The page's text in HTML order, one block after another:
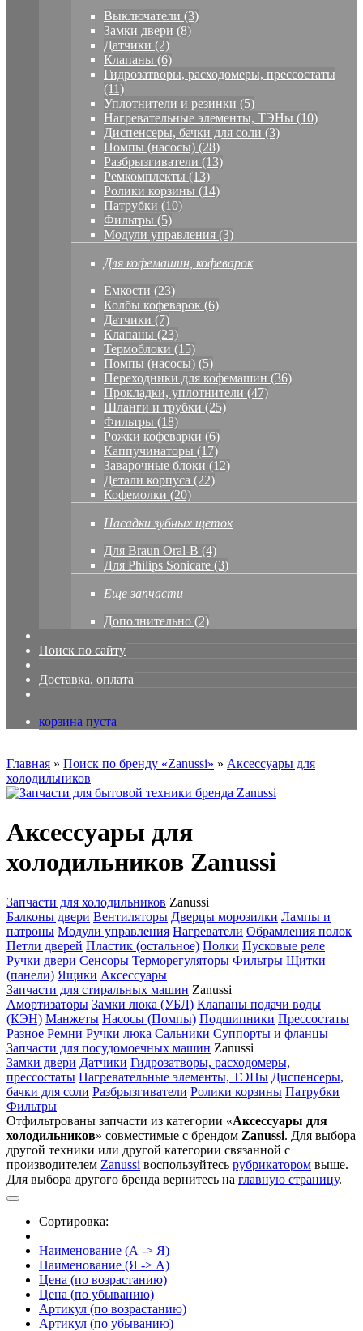
Выключатели (3)
Замки двери (8)
Датчики (2)
Клапаны (6)
Гидрозатворы, расходомеры, прессостаты
(11)
Уплотнители и резинки (5)
Нагревательные элементы, ТЭНы (10)
Диспенсеры, бачки для соли (3)
Помпы (насосы) (28)
Разбрызгиватели (13)
Ремкомплекты (13)
Ролики корзины (14)
Патрубки (10)
Фильтры (5)
Модули управления (3)
Для кофемашин, кофеварок
Емкости (23)
Колбы кофеварок (6)
Датчики (7)
Клапаны (23)
Термоблоки (15)
Помпы (насосы) (5)
Переходники для кофемашин (36)
Прокладки, уплотнители (47)
Шланги и трубки (25)
Фильтры (18)
Рожки кофеварки (6)
Каппучинаторы (17)
Заварочные блоки (12)
Детали корпуса (22)
Кофемолки (20)
Насадки зубных щеток
Для Braun Oral-B (4)
Для Philips Sonicare (3)
Еще запчасти
Дополнительно (2)
Поиск по сайту
Доставка, оплата
корзина пуста
Главная » Поиск по бренду «Zanussi» » Аксессуары для
холодильников
Аксессуары для
холодильников Zanussi
Запчасти для холодильников Zanussi
Балконы двери Вентиляторы Дверцы морозилки Лампы и
патроны Модули управления Нагреватели Обрамления полок
Петли дверей Пластик (остальное) Полки Пусковые реле
Ручки двери Сенсоры Терморегуляторы Фильтры Щитки
(панели) Ящики Аксессуары
Запчасти для стиральных машин Zanussi
Амортизаторы Замки люка (УБЛ) Клапаны подачи воды
(КЭН) Манжеты Насосы (Помпы) Подшипники Прессостаты
Разное Ремни Ручки люка Сальники Суппорты и фланцы
Запчасти для посудомоечных машин Zanussi
Замки двери Датчики Гидрозатворы, расходомеры,
прессостаты Нагревательные элементы, ТЭНы Диспенсеры,
бачки для соли Разбрызгиватели Ролики корзины Патрубки
Фильтры
Отфильтрованы запчасти из категории «Аксессуары для
холодильников» совместимые с брендом Zanussi. Для выбора
другой техники или другой категории связанной с
производителем Zanussi воспользуйтесь рубрикатором выше.
Для выбора другого бренда вернитесь на главную страницу.
Сортировка:
Наименование (А -> Я)
Наименование (Я -> А)
Цена (по возрастанию)
Цена (по убыванию)
Артикул (по возрастанию)
Артикул (по убыванию)